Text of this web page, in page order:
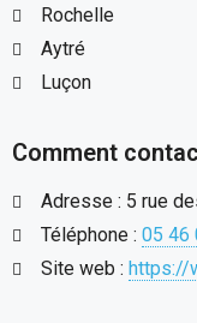
Rochelle
Aytré
Luçon
Comment
Adresse : 5 rue
Téléphone : 05 46
Site web : https://